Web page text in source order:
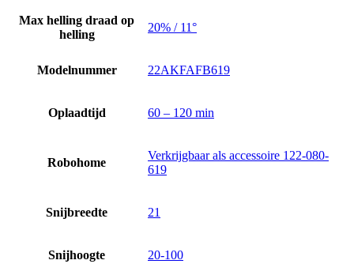
Max helling draad op
helling
20% / 11°
Modelnummer 22AKFAFB619
Oplaadtijd 60 – 120 min
Robohome
Verkrijgbaar als accessoire 122-080-
619
Snijbreedte 21
Snijhoogte 20-100